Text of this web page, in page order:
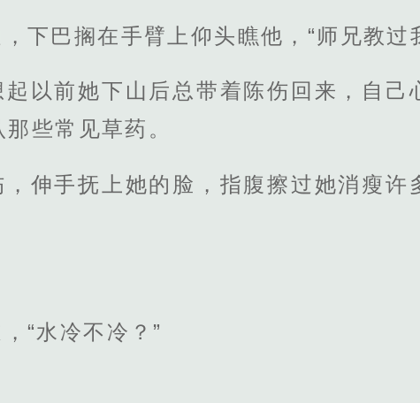
下巴搁在手臂上仰头瞧他，“师兄教过
以前她下山后总带着陈伤回来，自己
些常见草药。
伸手抚上她的脸，指腹擦过她消瘦许
“水冷不冷？”